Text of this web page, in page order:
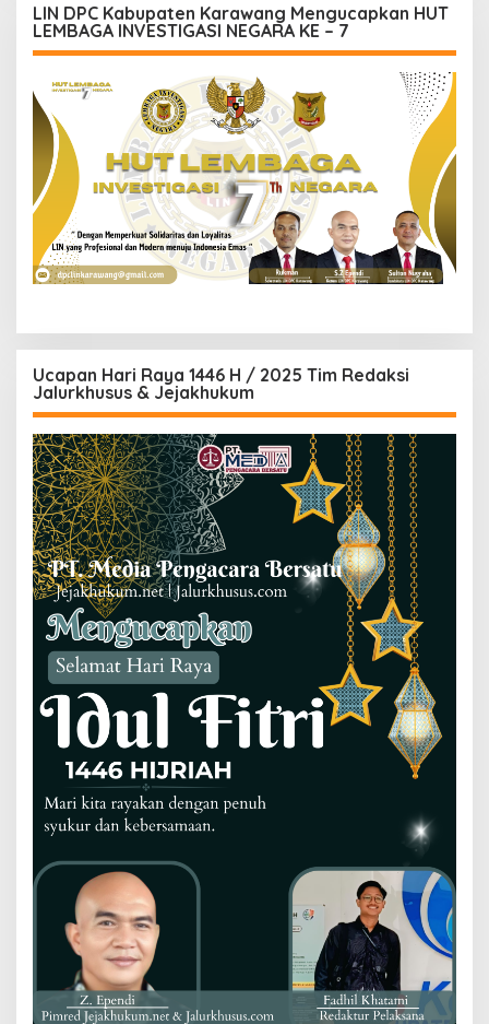
LIN DPC Kabupaten Karawang Mengucapkan HUT
LEMBAGA INVESTIGASI NEGARA KE – 7
Ucapan Hari Raya 1446 H / 2025 Tim Redaksi
Jalurkhusus & Jejakhukum